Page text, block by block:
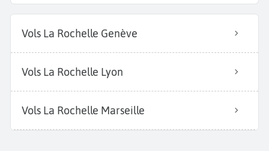
Vols La Rochelle Genève
Vols La Rochelle Lyon
Vols La Rochelle Marseille